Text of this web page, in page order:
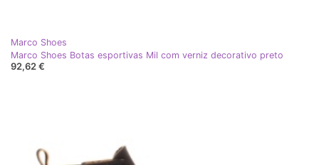
Marco Shoes
Marco Shoes Botas esportivas Mil com verniz decorativo preto
92,62 €